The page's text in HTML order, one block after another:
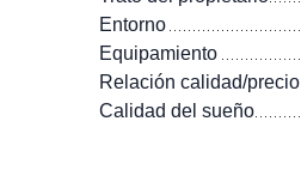
Entorno
Equipamiento
Relación calidad/precio
Calidad del sueño